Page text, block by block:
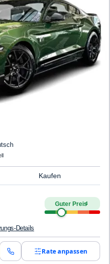
Kaufen
Guter Preis4
Details
Rate anpassen